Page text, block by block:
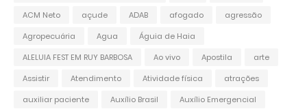
ACM Neto
açude ADAB afogado
agressão
Agropecuária
Agua
Águia de Haia
ALELUIA FEST EM RUY BARBOSA
Ao vivo Apostila
arte
Assistir
Atendimento Atividade física
atrações
auxiliar paciente
Auxílio Brasil
Auxílio Emergencial